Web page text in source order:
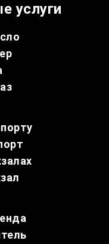
услуги